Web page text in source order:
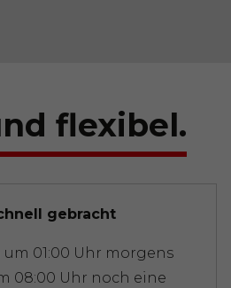
flexibel.
gebracht
01:00 Uhr morgens
08:00 Uhr noch eine